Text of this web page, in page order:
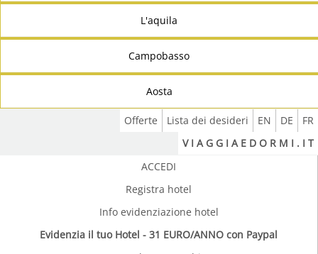
L'aquila
Campobasso
Aosta
FR
DE
EN
Lista dei desideri
Offerte
V I A G G I A E D O R M I . I T
ACCEDI
Registra hotel
Info evidenziazione hotel
Evidenzia il tuo Hotel - 31 EURO/ANNO con Paypal